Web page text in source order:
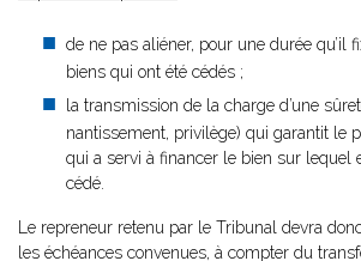
de ne pas aliéner, pour une durée qu’il
biens qui ont été cédés ;
la transmission de la charge d’une
nantissement, privilège) qui garantit le
qui a servi à financer le bien sur lequel
cédé.
Le repreneur retenu par le Tribunal devra
les échéances convenues, à compter du